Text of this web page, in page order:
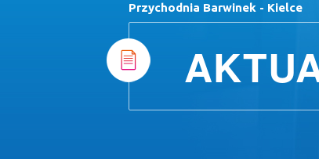
Przychodnia Barwinek - Kielce